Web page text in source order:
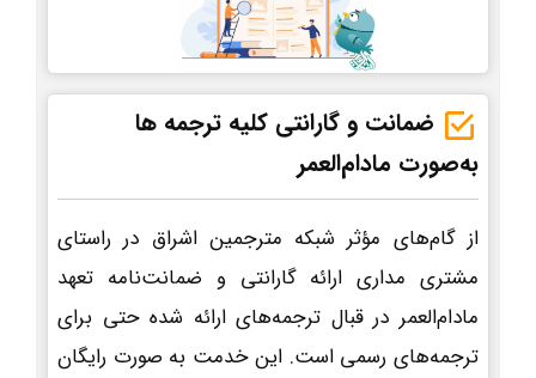
ضمانت و گارانتی کلیه ترجمه ها
به‌صورت مادام‌العمر
از گام‌های مؤثر شبکه مترجمین اشراق در راستای
مشتری مداری ارائه گارانتی و ضمانت‌نامه تعهد
مادام‌العمر در قبال ترجمه‌های ارائه شده حتی برای
ترجمه‌های رسمی است. این خدمت به صورت رایگان